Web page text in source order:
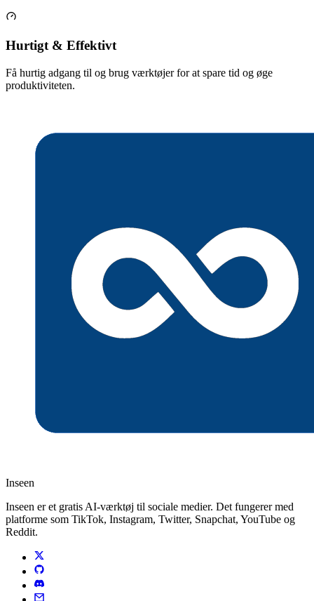
Hurtigt & Effektivt
Få hurtig adgang til og brug værktøjer for at spare tid og øge
produktiviteten.
Inseen
Inseen er et gratis AI-værktøj til sociale medier. Det fungerer med
platforme som TikTok, Instagram, Twitter, Snapchat, YouTube og
Reddit.